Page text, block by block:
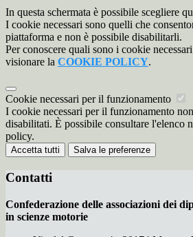
In questa schermata è possibile scegliere
I cookie necessari sono quelli che
piattaforma e non è possibile disabilitarli.
Per conoscere quali sono i cookie
visionare la COOKIE POLICY.
Cookie necessari per il funzionamento
I cookie necessari per il funzionamento
disabilitati. È possibile consultare l'elenco
policy.
Accetta tutti Salva le preferenze
Contatti
Confederazione delle associazioni dei
in scienze motorie